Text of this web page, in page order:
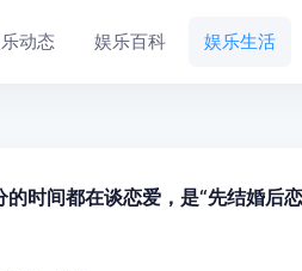
动态 娱乐百科 娱乐生活
时间都在谈恋爱，是“先结婚后